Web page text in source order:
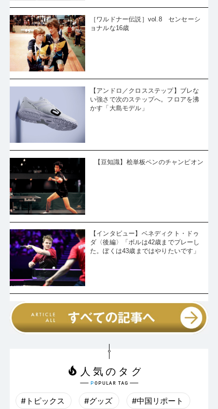
［ワルドナー伝説］vol.8 センセーシ
ョナルな16歳
【アンドロ／クロスステップ】ブレな
い強さで次のステップへ。フロアを沸
かす「大島モデル」
【豆知識】桧単板ペンのチャンピオン
【インタビュー】ベネディクト・ドゥ
ダ〈後編〉「ボルは42歳までプレーし
た。ぼくは43歳まではやりたいです」
#トピックス #グッズ #中国リポート